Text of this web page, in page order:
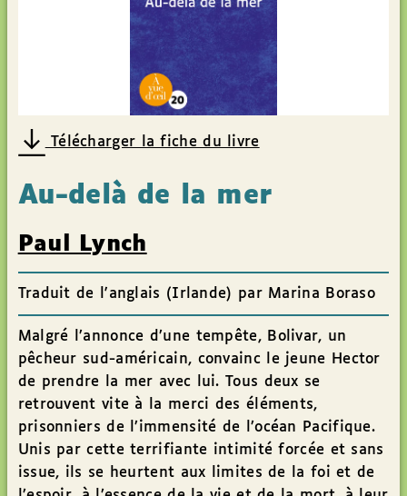
Télécharger la fiche du livre
Au-delà de la mer
Paul Lynch
Traduit de l'anglais (Irlande) par Marina Boraso
Malgré l’annonce d’une tempête, Bolivar, un
pêcheur sud-américain, convainc le jeune Hector
de prendre la mer avec lui. Tous deux se
retrouvent vite à la merci des éléments,
prisonniers de l’immensité de l’océan Pacifique.
Unis par cette terrifiante intimité forcée et sans
issue, ils se heurtent aux limites de la foi et de